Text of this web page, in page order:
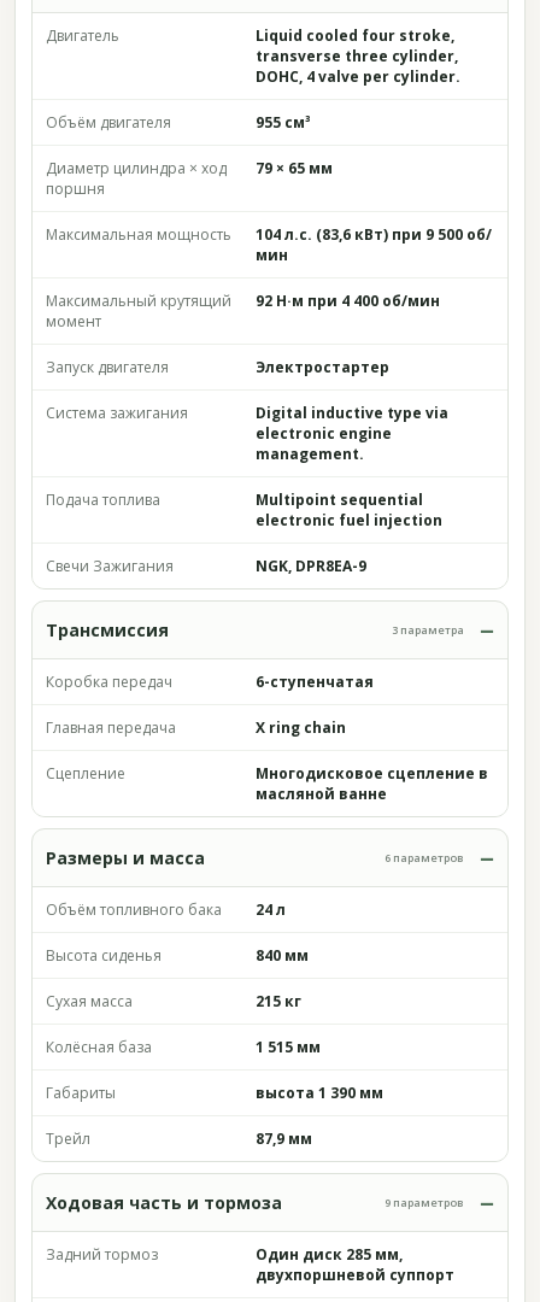
Двигатель
Liquid cooled four stroke,
transverse three cylinder,
DOHC, 4 valve per cylinder.
Объём двигателя 955 см³
Диаметр цилиндра × ход
поршня
79 × 65 мм
Максимальная мощность
104 л.с. (83,6 кВт) при 9 500 об/
мин
Максимальный крутящий
момент
92 Н·м при 4 400 об/мин
Запуск двигателя Электростартер
Система зажигания
Digital inductive type via
electronic engine
management.
Подача топлива
Multipoint sequential
electronic fuel injection
Свечи Зажигания NGK, DPR8EA-9
Трансмиссия 3 параметра
Коробка передач 6-ступенчатая
Главная передача X ring chain
Сцепление
Многодисковое сцепление в
масляной ванне
Размеры и масса 6 параметров
Объём топливного бака 24 л
Высота сиденья 840 мм
Сухая масса 215 кг
Колёсная база 1 515 мм
Габариты высота 1 390 мм
Трейл 87,9 мм
Ходовая часть и тормоза 9 параметров
Задний тормоз
Один диск 285 мм,
двухпоршневой суппорт